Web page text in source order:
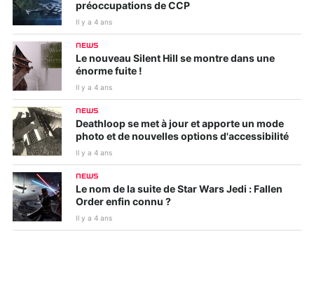
préoccupations de CCP
Il y a 4 ans
NEWS
Le nouveau Silent Hill se montre dans une
énorme fuite !
Il y a 4 ans
NEWS
Deathloop se met à jour et apporte un mode
photo et de nouvelles options d'accessibilité
Il y a 4 ans
NEWS
Le nom de la suite de Star Wars Jedi : Fallen
Order enfin connu ?
Il y a 4 ans